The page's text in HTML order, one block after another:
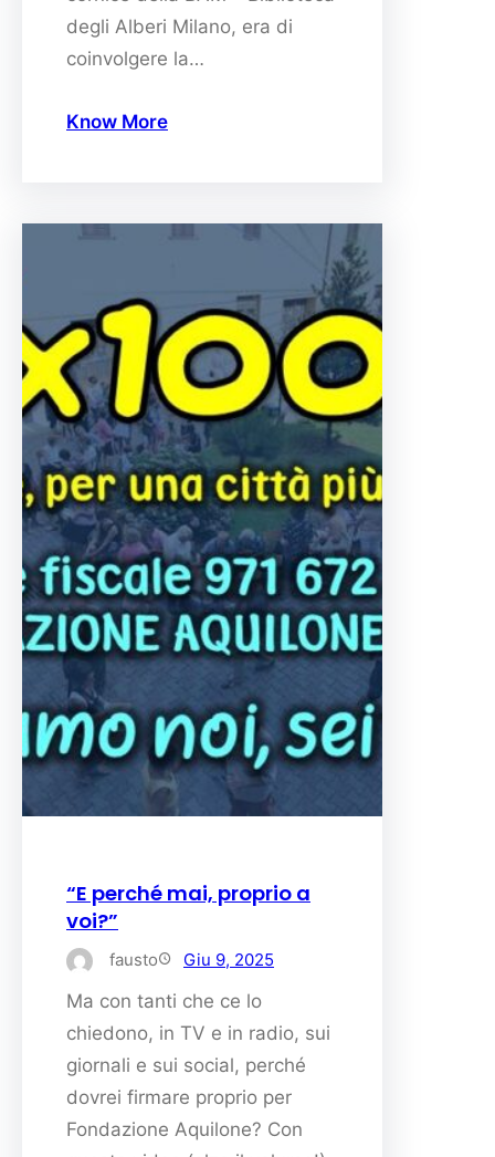
degli Alberi Milano, era di
coinvolgere la…
Know More
“E perché mai, proprio a
voi?”
fausto Giu 9, 2025
Ma con tanti che ce lo
chiedono, in TV e in radio, sui
giornali e sui social, perché
dovrei firmare proprio per
Fondazione Aquilone? Con